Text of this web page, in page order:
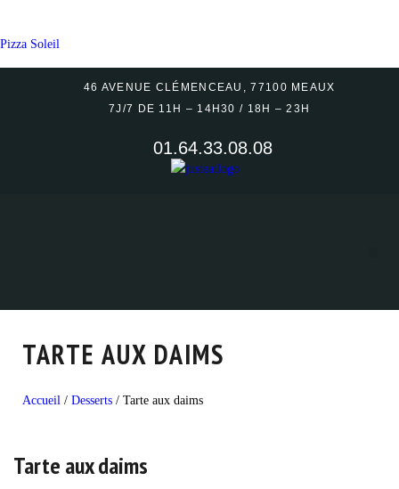
Pizza Soleil
46 AVENUE CLÉMENCEAU, 77100 MEAUX
7J/7 DE 11H – 14H30 / 18H – 23H
01.64.33.08.08
TARTE AUX DAIMS
Accueil / Desserts / Tarte aux daims
Tarte aux daims